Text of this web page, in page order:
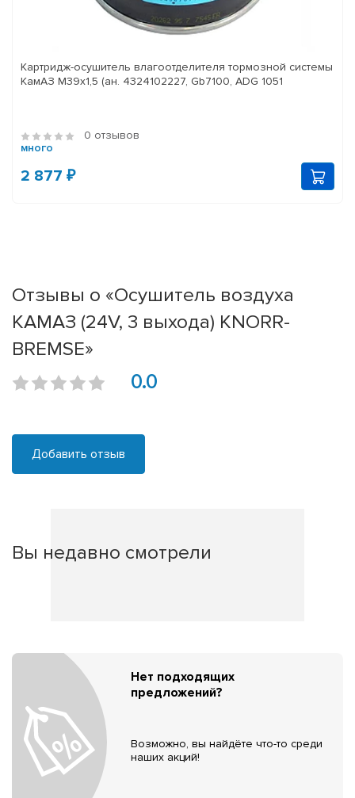
Картридж-осушитель влагоотделителя тормозной системы
КамАЗ M39x1,5 (ан. 4324102227, Gb7100, ADG 1051
0 отзывов
много
2 877 ₽
Отзывы о «Осушитель воздуха
КАМАЗ (24V, 3 выхода) KNORR-
BREMSE»
0.0
Добавить отзыв
Вы недавно смотрели
Нет подходящих
предложений?
Возможно, вы найдёте что-то среди
наших акций!